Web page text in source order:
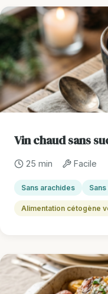
Vin chaud sans
25 min Facile
Sans arachides
Alimentation cétogène